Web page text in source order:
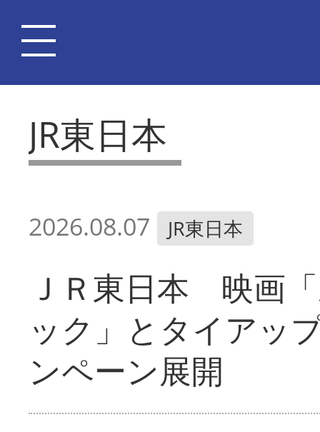
JR東日本
2026.08.07 JR東日本
ＪＲ東日本 映画
ック」とタイアッ
ンペーン展開